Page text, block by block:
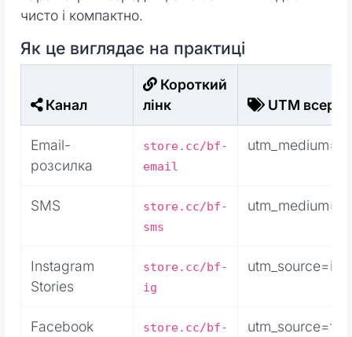
чисто і компактно.
Як це виглядає на практиці
Канал
Короткий
лінк
UTM
Email-
розсилка
store.cc/bf-
email
SMS
store.cc/bf-
sms
Instagram
Stories
store.cc/bf-
ig
Facebook
store.cc/bf-